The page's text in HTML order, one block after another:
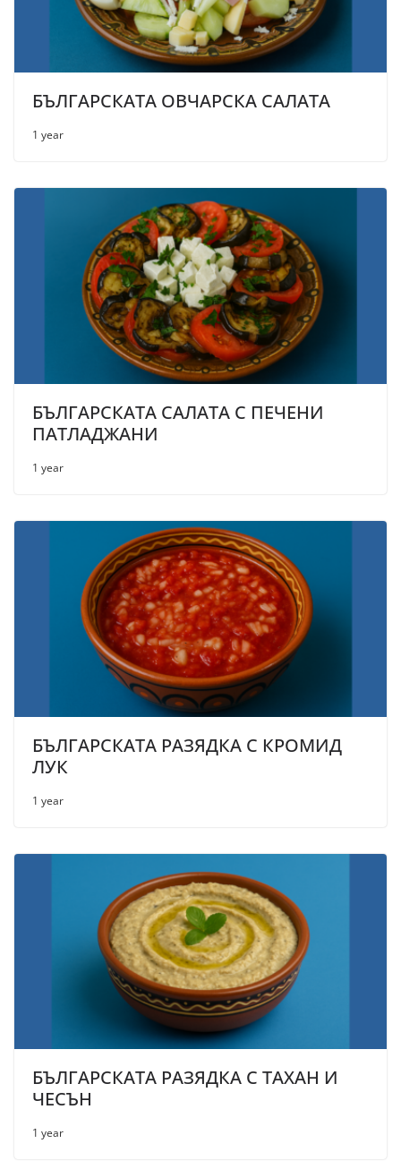
БЪЛГАРСКАТА ОВЧАРСКА САЛАТА
1 year
БЪЛГАРСКАТА САЛАТА С ПЕЧЕНИ
ПАТЛАДЖАНИ
1 year
БЪЛГАРСКАТА РАЗЯДКА С КРОМИД
ЛУК
1 year
БЪЛГАРСКАТА РАЗЯДКА С ТАХАН И
ЧЕСЪН
1 year